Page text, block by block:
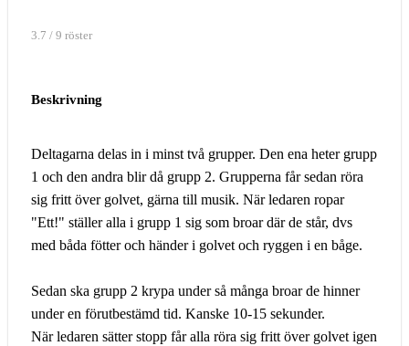
3.7 / 9 röster
Beskrivning
Deltagarna delas in i minst två grupper. Den ena heter grupp
1 och den andra blir då grupp 2. Grupperna får sedan röra
sig fritt över golvet, gärna till musik. När ledaren ropar
"Ett!" ställer alla i grupp 1 sig som broar där de står, dvs
med båda fötter och händer i golvet och ryggen i en båge.
Sedan ska grupp 2 krypa under så många broar de hinner
under en förutbestämd tid. Kanske 10-15 sekunder.
När ledaren sätter stopp får alla röra sig fritt över golvet igen